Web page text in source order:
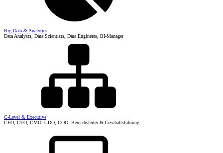
Big Data & Analytics
Data Analysts, Data Scientists, Data Engineers, BI-Manager
C-Level & Executive
CEO, CTO, CMO, CDO, COO, Bereichsleiter & Geschäftsführung